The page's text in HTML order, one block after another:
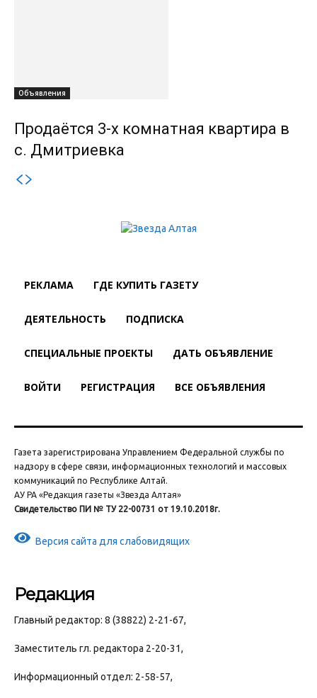
Объявления
Продаётся 3-х комнатная квартира в
с. Дмитриевка
РЕКЛАМА ГДЕ КУПИТЬ ГАЗЕТУ
ДЕЯТЕЛЬНОСТЬ ПОДПИСКА
СПЕЦИАЛЬНЫЕ ПРОЕКТЫ ДАТЬ ОБЪЯВЛЕНИЕ
ВОЙТИ РЕГИСТРАЦИЯ ВСЕ ОБЪЯВЛЕНИЯ
Газета зарегистрирована Управлением Федеральной службы по
надзору в сфере связи, информационных технологий и массовых
коммуникаций по Республике Алтай.
АУ РА «Редакция газеты «Звезда Алтая»
Свидетельство ПИ № ТУ 22-00731 от 19.10.2018г.
Версия сайта для слабовидящих
Редакция
Главный редактор: 8 (38822) 2-21-67,
Заместитель гл. редактора 2-20-31,
Информационный отдел: 2-58-57,